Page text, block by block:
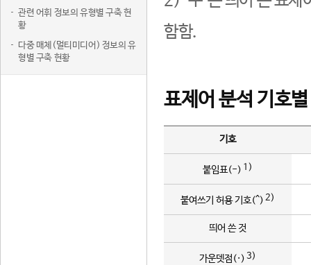
관련 어휘 정보의 유형별 구축 현
황
다중 매체(멀티미디어) 정보의 유
형별 구축 현황
함함.
표제어 분석 기호
기호
붙임표(-) 1)
붙여쓰기 허용 기호(^) 2)
띄어 쓴 것
가운뎃점(·) 3)